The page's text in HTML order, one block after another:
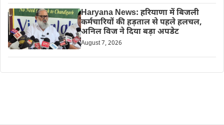
Haryana News: हरियाणा में बिजली
कर्मचारियों की हड़ताल से पहले हलचल,
अनिल विज ने दिया बड़ा अपडेट
August 7, 2026